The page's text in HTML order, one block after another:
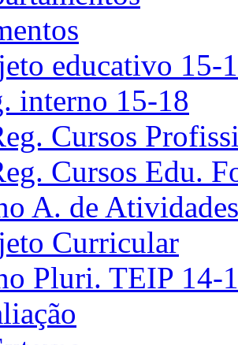
educativo 15-
interno 15-18
Cursos
Cursos Edu.
A. de Atividades
Curricular
Pluri. TEIP 14-